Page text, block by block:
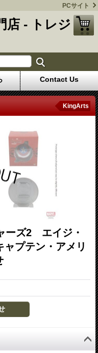
PCサイト
店 - トレジ
Contact Us
KingArts
ズ2 エイジ・
プテン・アメリ